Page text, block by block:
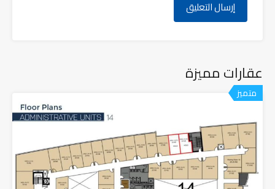
عقارات مميزة
متميز